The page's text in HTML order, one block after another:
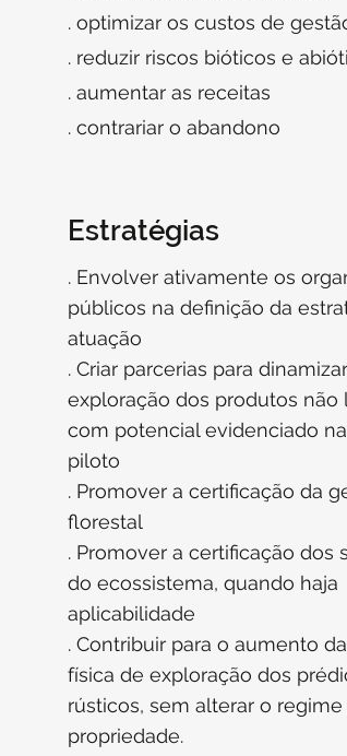
. optimizar os custos de
. reduzir riscos bióticos e
. aumentar as receitas
. contrariar o abandono
Estratégias
. Envolver ativamente os
públicos na definição da
atuação
. Criar parcerias para
exploração dos produtos não
com potencial evidenciado
piloto
. Promover a certificação da
florestal
. Promover a certificação dos
do ecossistema, quando haja
aplicabilidade
. Contribuir para o aumento
física de exploração dos
rústicos, sem alterar o regime
propriedade.